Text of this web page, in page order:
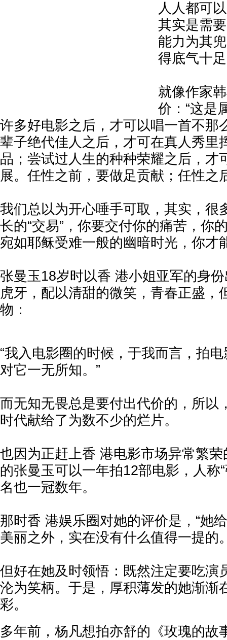
人人都可
其实是需
能力为其
得底气十
就像作家
价：“这是
许多好电影之后，才可以唱一首不那
辈子绝代佳人之后，才可在真人秀里
品；尝试过人生的种种荣耀之后，才
展。任性之前，要做足贡献；任性之
我们总以为开心唾手可取，其实，很
长的“交易”，你要交付你的痛苦，你
宛如耶稣受难一般的幽暗时光，你才
张曼玉18岁时以香 港小姐亚军的身
虎牙，配以清甜的微笑，青春正盛，
物：
“我入电影圈的时候，于我而言，拍
对它一无所知。”
而无知无畏总是要付出代价的，所以
时代献给了为数不少的烂片。
也因为正赶上香 港电影市场异常繁
的张曼玉可以一年拍12部电影，人称
名也一冠数年。
那时香 港娱乐圈对她的评价是，“她
美丽之外，实在没有什么值得一提的
但好在她及时领悟：既然注定要吃演
沦为笑柄。于是，厚积薄发的她渐渐
彩。
多年前，杨凡想拍亦舒的《玫瑰的故